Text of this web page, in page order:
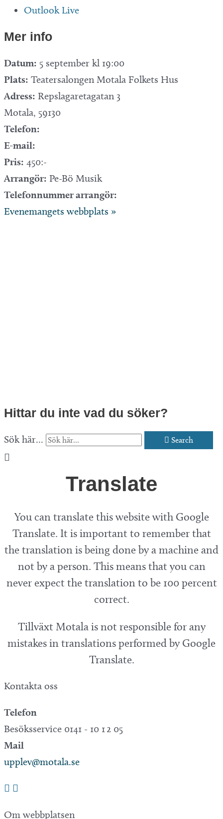
Outlook Live
Mer info
Datum: 5 september kl 19:00
Plats: Teatersalongen Motala Folkets Hus
Adress: Repslagaretagatan 3
Motala, 59130
Telefon:
E-mail:
Pris: 450:-
Arrangör: Pe-Bö Musik
Telefonnummer arrangör:
Evenemangets webbplats »
Hittar du inte vad du söker?
Sök här... Search
Translate
You can translate this website with Google
Translate. It is important to remember that
the translation is being done by a machine and
not by a person. This means that you can
never expect the translation to be 100 percent
correct.
Tillväxt Motala is not responsible for any
mistakes in translations performed by Google
Translate.
Kontakta oss
Telefon
Besöksservice 0141 - 10 1 2 05
Mail
upplev@motala.se
Om webbplatsen